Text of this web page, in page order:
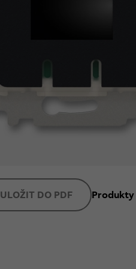
ULOŽIT DO PDF